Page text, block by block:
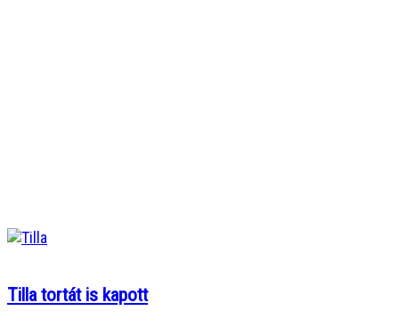
Tilla tortát is kapott